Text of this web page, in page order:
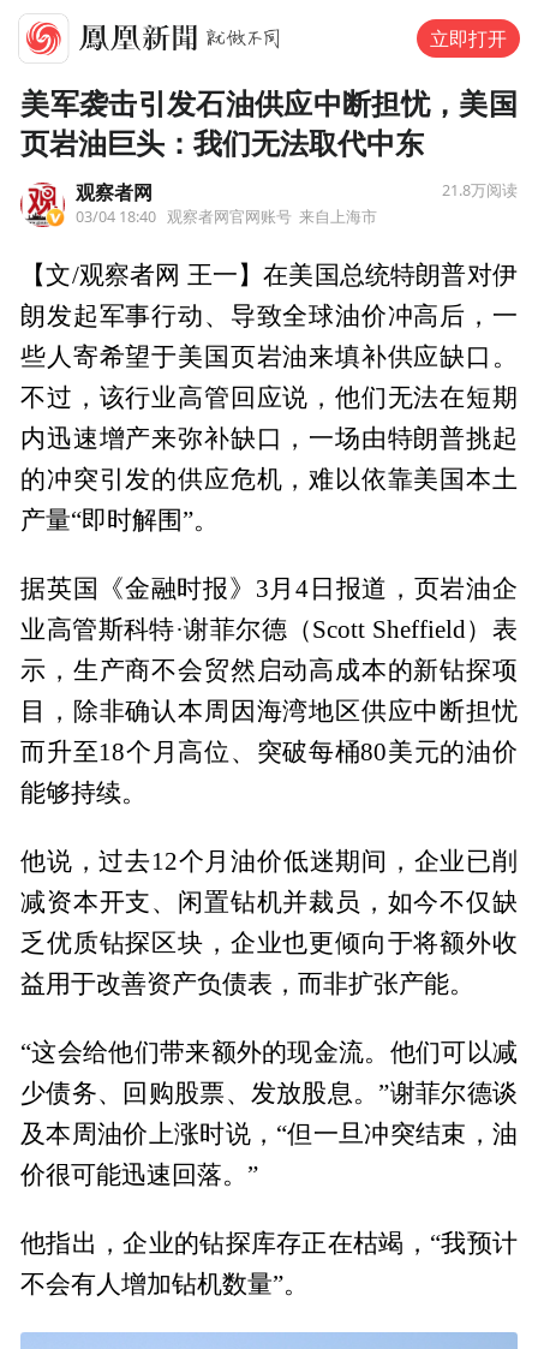
立即打开
美军袭击引发石油供应中断担忧，美国
页岩油巨头：我们无法取代中东
观察者网
03/04 18:40 观察者网官网账号 来自上海市
21.8万阅读
【文/观察者网 王一】在美国总统特朗普对伊
朗发起军事行动、导致全球油价冲高后，一
些人寄希望于美国页岩油来填补供应缺口。
不过，该行业高管回应说，他们无法在短期
内迅速增产来弥补缺口，一场由特朗普挑起
的冲突引发的供应危机，难以依靠美国本土
产量“即时解围”。
据英国《金融时报》3月4日报道，页岩油企
业高管斯科特·谢菲尔德（Scott Sheffield）表
示，生产商不会贸然启动高成本的新钻探项
目，除非确认本周因海湾地区供应中断担忧
而升至18个月高位、突破每桶80美元的油价
能够持续。
他说，过去12个月油价低迷期间，企业已削
减资本开支、闲置钻机并裁员，如今不仅缺
乏优质钻探区块，企业也更倾向于将额外收
益用于改善资产负债表，而非扩张产能。
“这会给他们带来额外的现金流。他们可以减
少债务、回购股票、发放股息。”谢菲尔德谈
及本周油价上涨时说，“但一旦冲突结束，油
价很可能迅速回落。”
他指出，企业的钻探库存正在枯竭，“我预计
不会有人增加钻机数量”。